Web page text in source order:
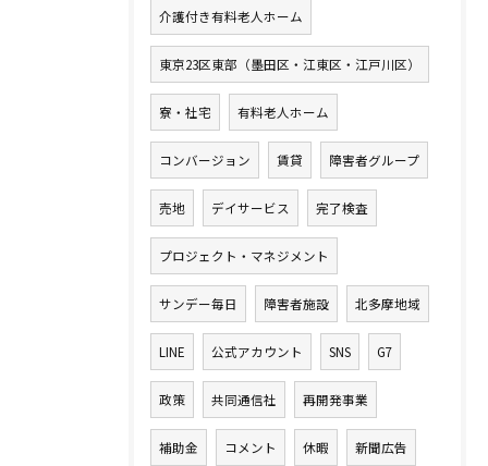
介護付き有料老人ホーム
東京23区東部（墨田区・江東区・江戸川区）
寮・社宅 有料老人ホーム
コンバージョン 賃貸 障害者グループ
売地 デイサービス 完了検査
プロジェクト・マネジメント
サンデー毎日 障害者施設 北多摩地域
LINE 公式アカウント SNS G7
政策 共同通信社 再開発事業
補助金 コメント 休暇 新聞広告